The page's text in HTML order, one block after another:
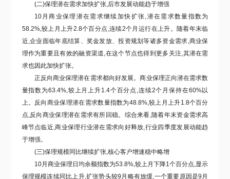
(二)保理潜在需求加快扩张,后市发展动能趋于增强
10月商业保理潜在需求继续加快扩张,潜在需求数量指数为
58.2%,较上月上升2.8个百分点,连续2个月运行在上升。随着年末临
近,企业面临年底结算、奖金发放、投资规划等诸多资金需求,商业保
理作为重要且有效的融资渠道,在这个节点也得到更多关注,其潜在需
求也因此加快扩张。
正反向商业保理潜在需求都向好发展。商业保理正向潜在需求数
量指数为63.4%,较上月上升1.4个百分点,连续2个月保持在60%以
上。反向商业保理潜在需求数量指数为48.8%,较上月上升1.8个百分
点,反向商业保理潜在需求有所回稳。综合来看,随着年末资金需求高
峰节点临近,商业保理行业潜在需求向好释放,行业四季度发展动能趋
于增强。
(三)保理规模同比继续扩张,核心客户增速稳中略增
10月商业保理日均余额指数为53.8%,较上月下降1个百分点,显示
保理规模连续同比上升,扩张势头较9月略有放缓,一个重要原因是9月